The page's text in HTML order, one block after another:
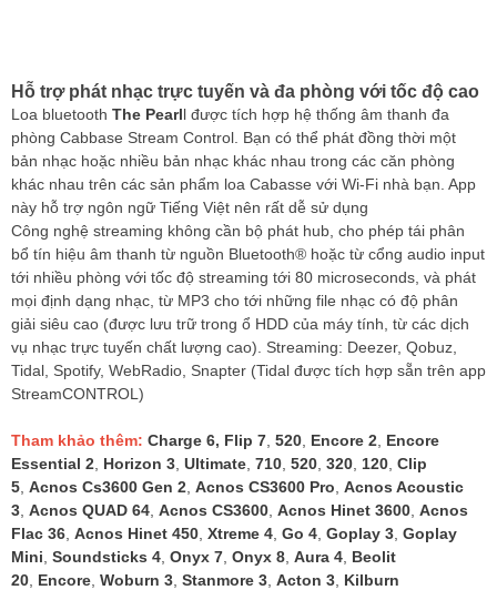
Hỗ trợ phát nhạc trực tuyến và đa phòng với tốc độ cao
Loa bluetooth The Pearll được tích hợp hệ thống âm thanh đa
phòng Cabbase Stream Control. Bạn có thể phát đồng thời một
bản nhạc hoặc nhiều bản nhạc khác nhau trong các căn phòng
khác nhau trên các sản phẩm loa Cabasse với Wi-Fi nhà bạn. App
này hỗ trợ ngôn ngữ Tiếng Việt nên rất dễ sử dụng
Công nghệ streaming không cần bộ phát hub, cho phép tái phân
bổ tín hiệu âm thanh từ nguồn Bluetooth® hoặc từ cổng audio input
tới nhiều phòng với tốc độ streaming tới 80 microseconds, và phát
mọi định dạng nhạc, từ MP3 cho tới những file nhạc có độ phân
giải siêu cao (được lưu trữ trong ổ HDD của máy tính, từ các dịch
vụ nhạc trực tuyến chất lượng cao). Streaming: Deezer, Qobuz,
Tidal, Spotify, WebRadio, Snapter (Tidal được tích hợp sẵn trên app
StreamCONTROL)
Tham khảo thêm: Charge 6, Flip 7 520 Encore 2 Encore
Essential 2 Horizon 3 Ultimate 710 520 320 120 Clip
5 Acnos Cs3600 Gen 2 Acnos CS3600 Pro Acnos Acoustic
3 Acnos QUAD 64 Acnos CS3600 Acnos Hinet 3600 Acnos
Flac 36 Acnos Hinet 450 Xtreme 4 Go 4 Goplay 3 Goplay
Mini Soundsticks 4 Onyx 7 Onyx 8 Aura 4 Beolit
20 Encore Woburn 3 Stanmore 3 Acton 3 Kilburn